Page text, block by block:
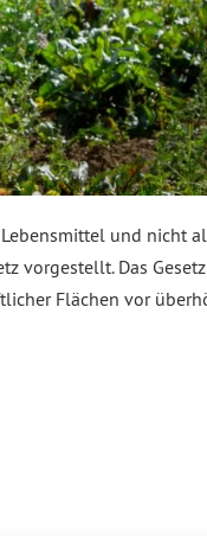
Lebensmittel und nicht
vorgestellt. Das
Flächen vor